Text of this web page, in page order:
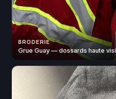
BRODERIE
Grue Guay — dossards haute